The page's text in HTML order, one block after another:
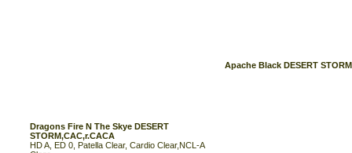
Dragons Fire N The Skye DESERT
STORM,CAC,r.CACA
HD A, ED 0, Patella Clear, Cardio Clear,NCL-A
Apache Black DESERT STORM